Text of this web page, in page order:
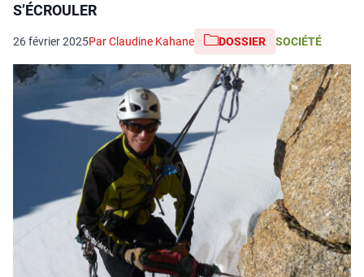
S’ÉCROULER
26 février 2025Par Claudine Kahane DOSSIER SOCIÉTÉ